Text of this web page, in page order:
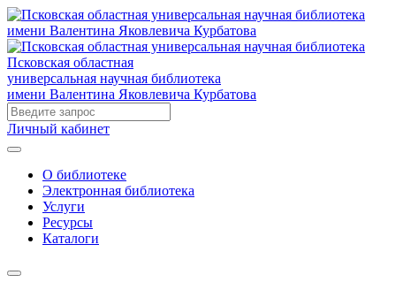
Псковская областная
универсальная научная библиотека
имени Валентина Яковлевича Курбатова
Личный кабинет
О библиотеке
Электронная библиотека
Услуги
Ресурсы
Каталоги